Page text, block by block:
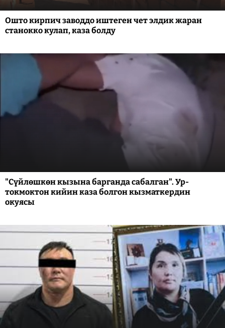
Ошто кирпич заводдо иштеген чет элдик жаран
станокко кулап, каза болду
"Сүйлөшкөн кызына барганда сабалган". Ур-
токмоктон кийин каза болгон кызматкердин
окуясы